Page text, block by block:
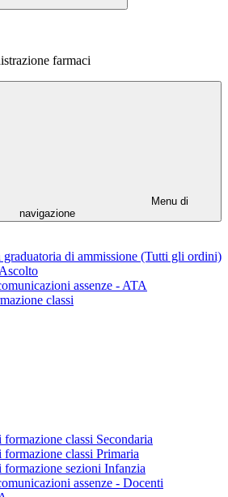
farmaci
Menu di
navigazione
graduatoria di ammissione (Tutti gli ordini)
assenze - ATA
classi
formazione classi Secondaria
formazione classi Primaria
formazione sezioni Infanzia
assenze - Docenti